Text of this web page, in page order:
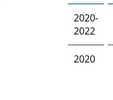
2020-
2022
2020